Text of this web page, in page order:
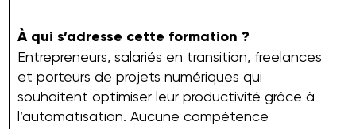
À qui s’adresse cette formation ?
Entrepreneurs, salariés en transition, freelances
et porteurs de projets numériques qui
souhaitent optimiser leur productivité grâce à
l’automatisation. Aucune compétence